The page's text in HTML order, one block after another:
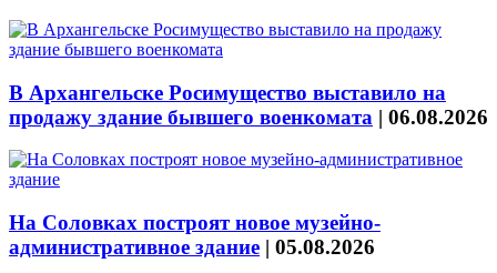
В Архангельске Росимущество выставило на
продажу здание бывшего военкомата | 06.08.2026
На Соловках построят новое музейно-
административное здание | 05.08.2026